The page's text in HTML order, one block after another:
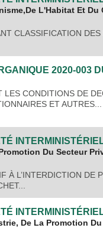
L'Habitat Et Du
CLASSIFICATION
2020-003
LES CONDITIONS DE
ET AUTRES...
Du Secteur
À L’INTERDICTION DE
De La Promotion